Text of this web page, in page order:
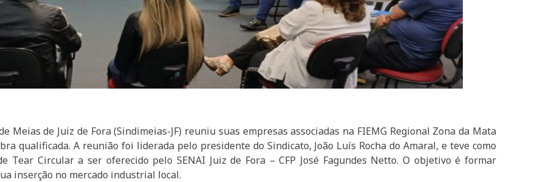
Meias de Juiz de Fora (Sindimeias-JF) reuniu suas empresas associadas na FIEMG Regional Zona da Mata
qualificada. A reunião foi liderada pelo presidente do Sindicato, João Luís Rocha do Amaral, e teve como
Tear Circular a ser oferecido pelo SENAI Juiz de Fora – CFP José Fagundes Netto. O objetivo é formar
inserção no mercado industrial local.